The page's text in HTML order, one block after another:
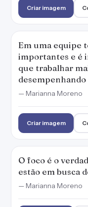
Criar imagem
Em uma equipe
importantes e é
que trabalhar
— Marianna Moreno
Criar imagem
O foco é o
estão em busca
— Marianna Moreno